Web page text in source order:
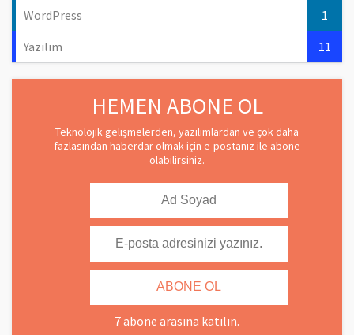
WordPress
1
Yazılım
11
HEMEN ABONE OL
Teknolojik gelişmelerden, yazılımlardan ve çok daha
fazlasından haberdar olmak için e-postanız ile abone
olabilirsiniz.
7 abone arasına katılın.